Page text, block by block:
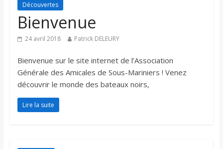
Découvertes
Bienvenue
24 avril 2018 Patrick DELEURY
Bienvenue sur le site internet de l’Association
Générale des Amicales de Sous-Mariniers ! Venez
découvrir le monde des bateaux noirs,
Lire la suite